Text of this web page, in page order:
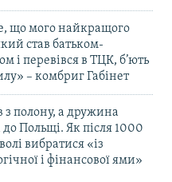
що мого найкращого
став батьком-
і перевівся в ТЦК, б’ють
– комбриг Габінет
полону, а дружина
до Польщі. Як після 1000
вибратися «із
і фінансової ями»